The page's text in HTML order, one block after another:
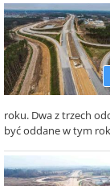
roku. Dwa z trzech
być oddane w tym